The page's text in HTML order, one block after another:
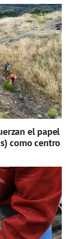
el papel
como centro